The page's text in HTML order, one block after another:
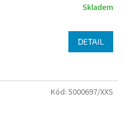
Skladem
DETAIL
Kód: 5000697/XXS